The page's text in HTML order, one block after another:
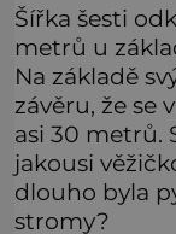
Šířka šesti
metrů u
Na základě
závěru, že se
asi 30 metrů.
jakousi
dlouho byla
stromy?